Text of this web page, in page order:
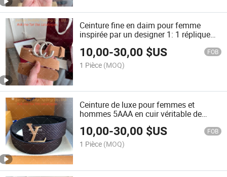
Ceinture fine en daim pour femme
inspirée par un designer 1: 1 réplique
pour dames
10,00-30,00 $US FOB
1 Pièce (MOQ)
Ceinture de luxe pour femmes et
hommes 5AAA en cuir véritable de
haute qualité 1: 1 boucle en miroir avec
logo lettre de marque célèbre, ceinture
de designer
10,00-30,00 $US FOB
1 Pièce (MOQ)